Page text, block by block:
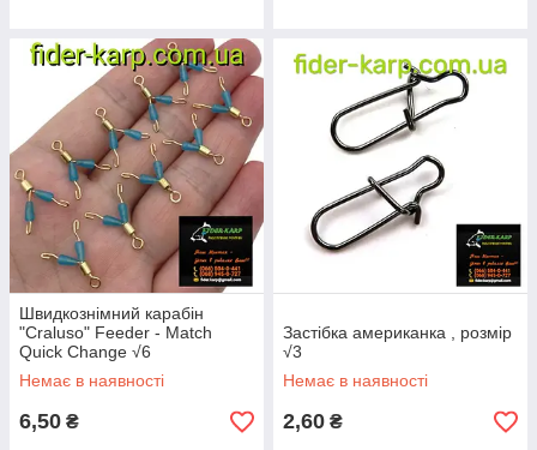
Швидкознімний карабін
"Craluso" Feeder - Match
Quick Change √6
Немає в наявності
6,50 ₴
Застібка американка , розмір
√3
Немає в наявності
2,60 ₴